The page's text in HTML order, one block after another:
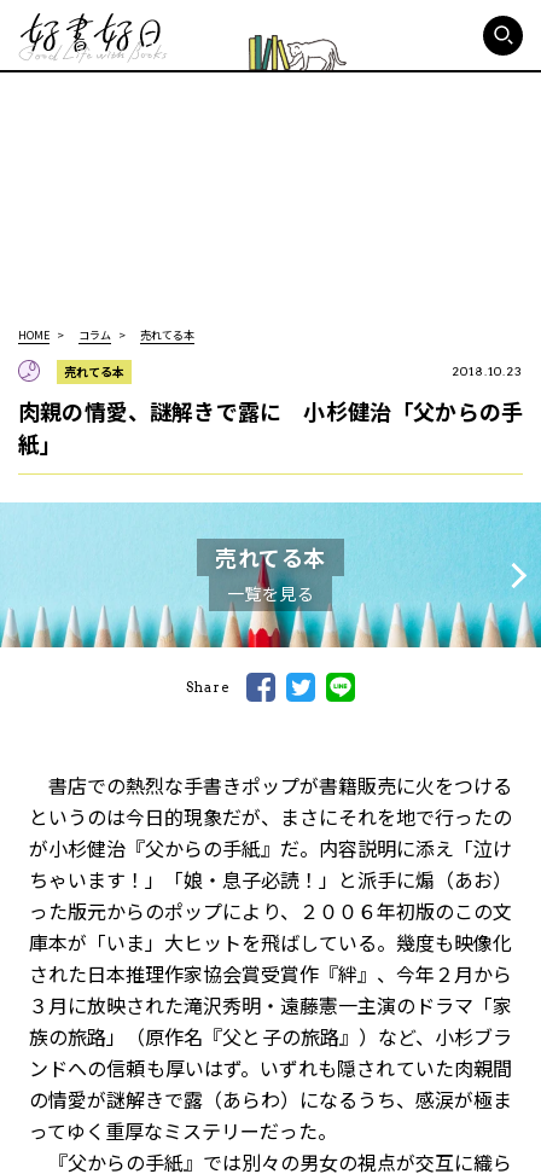
HOME コラム 売れてる本
売れてる本 2018.10.23
肉親の情愛、謎解きで露に 小杉健治「父からの手
紙」
売れてる本
一覧を見る
Share
書店での熱烈な手書きポップが書籍販売に火をつける
というのは今日的現象だが、まさにそれを地で行ったの
が小杉健治『父からの手紙』だ。内容説明に添え「泣け
ちゃいます！」「娘・息子必読！」と派手に煽（あお）
った版元からのポップにより、２００６年初版のこの文
庫本が「いま」大ヒットを飛ばしている。幾度も映像化
された日本推理作家協会賞受賞作『絆』、今年２月から
３月に放映された滝沢秀明・遠藤憲一主演のドラマ「家
族の旅路」（原作名『父と子の旅路』）など、小杉ブラ
ンドへの信頼も厚いはず。いずれも隠されていた肉親間
の情愛が謎解きで露（あらわ）になるうち、感涙が極ま
ってゆく重厚なミステリーだった。
『父からの手紙』では別々の男女の視点が交互に織ら